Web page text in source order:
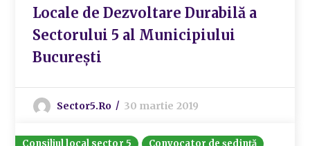
Locale de Dezvoltare Durabilă a
Sectorului 5 al Municipiului
București
Sector5.ro 30 martie 2019
Consiliul local sector 5 Convocator de ședință